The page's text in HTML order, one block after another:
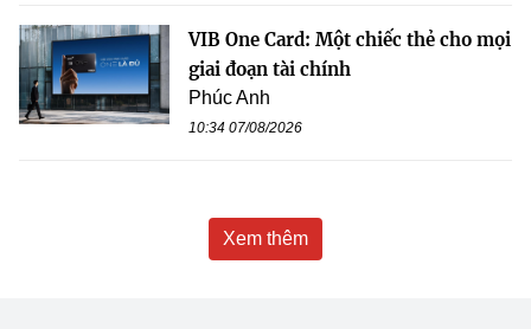
VIB One Card: Một chiếc thẻ cho mọi
giai đoạn tài chính
Phúc Anh
10:34 07/08/2026
Xem thêm